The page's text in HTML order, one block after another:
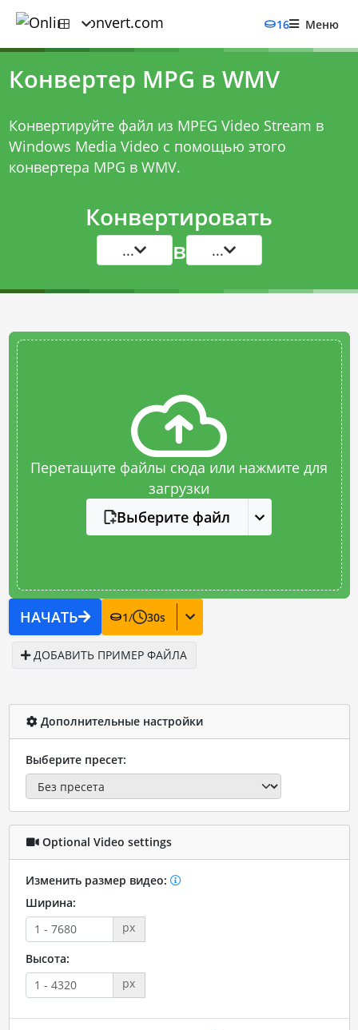
16 Меню
Конвертер MPG в WMV
Конвертируйте файл из MPEG Video Stream в
Windows Media Video с помощью этого
конвертера MPG в WMV.
Конвертировать
... в ...
Перетащите файлы сюда или нажмите для
загрузки
Выберите файл
НАЧАТЬ 1/ 30s
ДОБАВИТЬ ПРИМЕР ФАЙЛА
Дополнительные настройки
Выберите пресет:
Optional Video settings
Изменить размер видео:
Ширина:
px
Высота:
px